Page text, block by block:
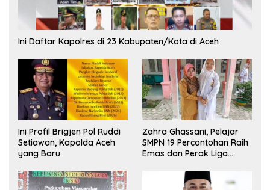
Ini Daftar Kapolres di 23 Kabupaten/Kota di Aceh
Ini Profil Brigjen Pol Ruddi
Setiawan, Kapolda Aceh
yang Baru
Zahra Ghassani, Pelajar
SMPN 19 Percontohan Raih
Emas dan Perak Liga